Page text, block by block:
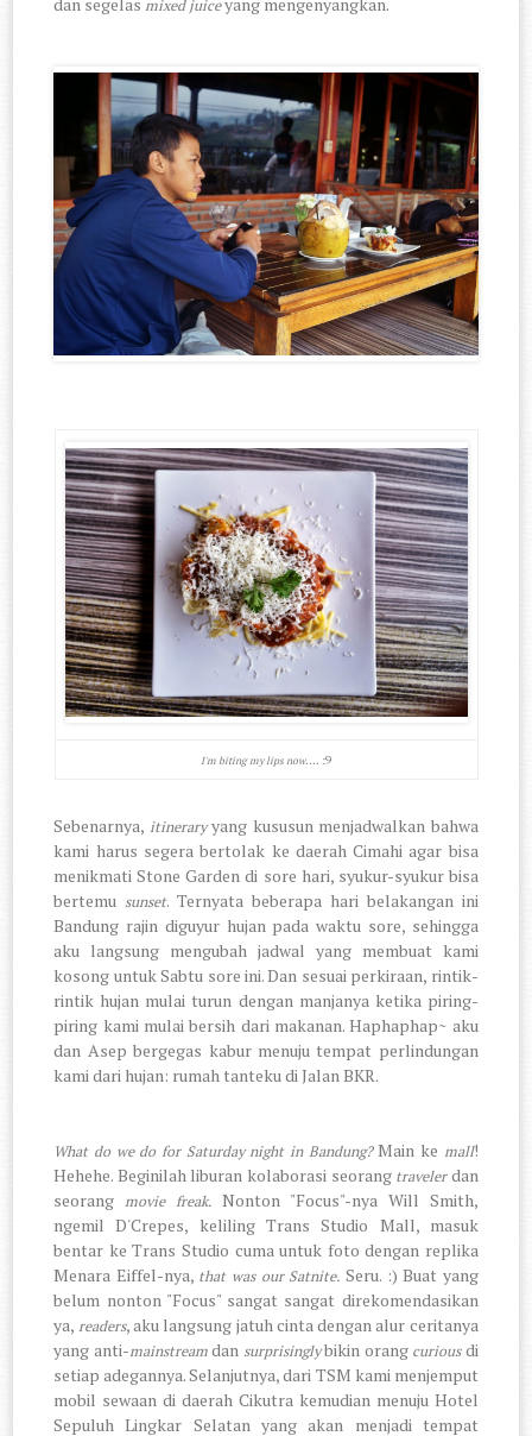
mixed juice
I'm biting my lips now.... :9
Sebenarnya, itineraryyang kususun menjadwalkan bahwa
kami harus segera bertolak ke daerah Cimahi agar bisa
menikmati Stone Garden di sore hari, syukur-syukur bisa
bertemusunset. Ternyata beberapa hari belakangan ini
Bandung rajin diguyur hujan pada waktu sore, sehingga
aku langsung mengubah jadwal yang membuat kami
kosong untuk Sabtu sore ini. Dan sesuai perkiraan, rintik-
rintik hujan mulai turun dengan manjanya ketika piring-
piring kami mulai bersih dari makanan. Haphaphap~ aku
dan Asep bergegas kabur menuju tempat perlindungan
kami dari hujan: rumah tanteku di Jalan BKR.
What do we do for Saturday night in Bandung?Main ke mall!
Hehehe. Beginilah liburan kolaborasi seorang travelerdan
seorangmovie freak.Nonton "Focus"-nya Will Smith,
ngemil D'Crepes, keliling Trans Studio Mall, masuk
bentar ke Trans Studio cuma untuk foto dengan replika
Menara Eiffel-nya, that was our Satnite. Seru. :) Buat yang
belum nonton "Focus" sangat sangat direkomendasikan
ya, readers, aku langsung jatuh cinta dengan alur ceritanya
yang anti-mainstreamdan surprisinglybikin orang curiousdi
setiap adegannya. Selanjutnya, dari TSM kami menjemput
mobil sewaan di daerah Cikutra kemudian menuju Hotel
Sepuluh Lingkar Selatan yang akan menjadi tempat